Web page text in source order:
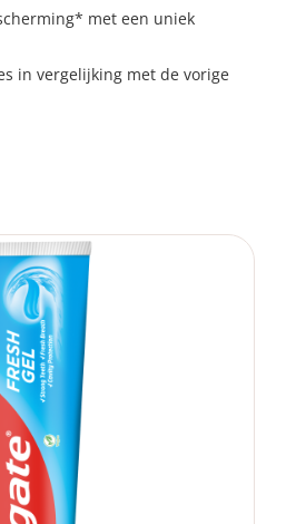
met een uniek
in vergelijking met de vorige